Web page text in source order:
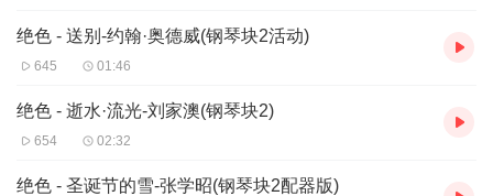
绝色 - 送别-约翰·奥德威(钢琴块2活动)
645 01:46
绝色 - 逝水·流光-刘家澳(钢琴块2)
654 02:32
绝色 - 圣诞节的雪-张学昭(钢琴块2配器版)